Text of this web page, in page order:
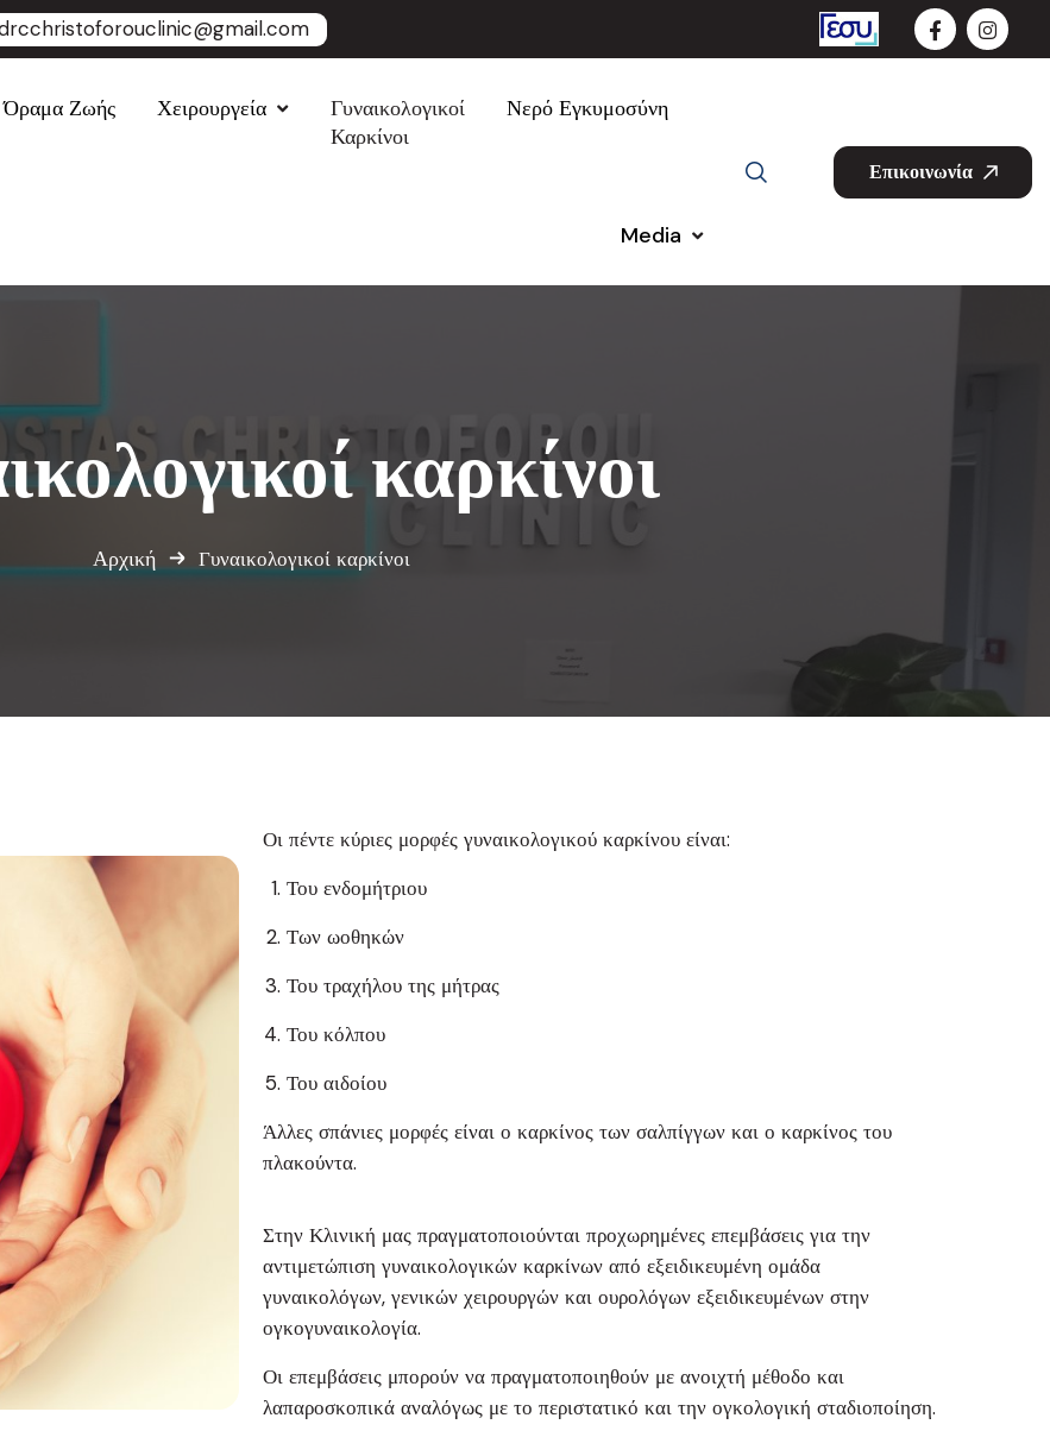
Όραμα Ζωής Χειρουργεία
Γυναικολογικοί
Καρκίνοι
Νερό Εγκυμοσύνη
Media
Επικοινωνία
καρκίνοι
Αρχική Γυναικολογικοί καρκίνοι
Οι πέντε κύριες μορφές γυναικολογικού καρκίνου είναι:
Του ενδομήτριου
Των ωοθηκών
Του τραχήλου της μήτρας
Του κόλπου
Του αιδοίου
Άλλες σπάνιες μορφές είναι ο καρκίνος των σαλπίγγων και ο καρκίνος του
πλακούντα.
Στην Κλινική μας πραγματοποιούνται προχωρημένες επεμβάσεις για την
αντιμετώπιση γυναικολογικών καρκίνων από εξειδικευμένη ομάδα
γυναικολόγων, γενικών χειρουργών και ουρολόγων εξειδικευμένων στην
ογκογυναικολογία.
Οι επεμβάσεις μπορούν να πραγματοποιηθούν με ανοιχτή μέθοδο και
λαπαροσκοπικά αναλόγως με το περιστατικό και την ογκολογική σταδιοποίηση.